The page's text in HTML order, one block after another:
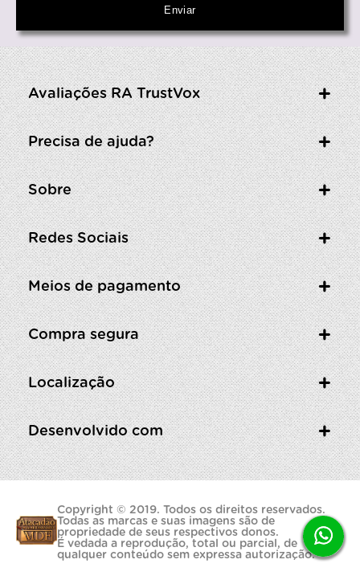
Avaliações RA TrustVox
Precisa de ajuda?
Sobre
Redes Sociais
Meios de pagamento
Compra segura
Localização
Desenvolvido com
Copyright © 2019. Todos os direitos reservados.
Todas as marcas e suas imagens são de
propriedade de seus respectivos donos.
É vedada a reprodução, total ou parcial, de
qualquer conteúdo sem expressa autorização.